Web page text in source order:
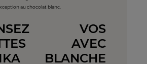
au chocolat blanc.
VOS
AVEC
BLANCHE